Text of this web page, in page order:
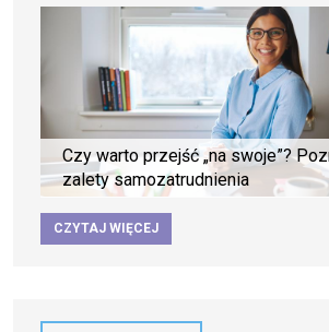
Czy warto przejść „na swoje”?
zalety samozatrudnienia
CZYTAJ WIĘCEJ